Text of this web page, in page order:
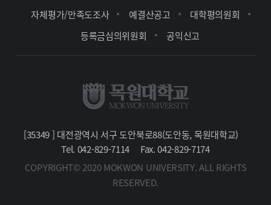
자체평가/만족도조사
예결산공고
대학평의원회
등록금심의위원회
공익신고
[35349 ] 대전광역시 서구 도안북로88(도안동, 목원대학교)
Tel. 042-829-7114
Fax. 042-829-7174
COPYRIGHT© 2020 MOKWON UNIVERSITY. ALL RIGHTS
RESERVED.